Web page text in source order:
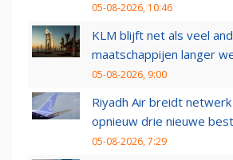
05-08-2026, 10:46
KLM blijft net als veel
maatschappijen langer
05-08-2026, 9:00
Riyadh Air breidt
opnieuw drie nieuwe
05-08-2026, 7:29